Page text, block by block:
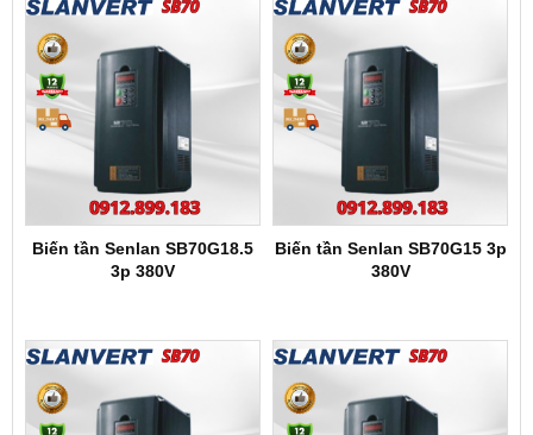
Biến tần Senlan SB70G18.5
3p 380V
Biến tần Senlan SB70G15 3p
380V